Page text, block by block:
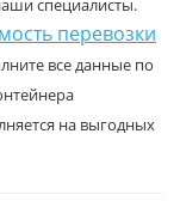
специалисты.
перевозки
все данные по
на выгодных